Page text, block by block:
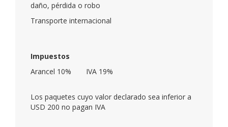
daño, pérdida o robo
Transporte internacional
Impuestos
Arancel 10%
IVA 19%
Los paquetes cuyo valor declarado sea inferior a
USD 200 no pagan IVA